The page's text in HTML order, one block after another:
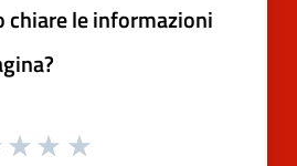
chiare le informazioni